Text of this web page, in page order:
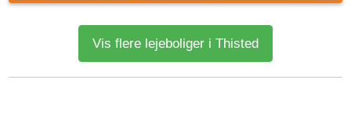
til, der er garage til der er trægulve i det meste af huset og en
overbygget terrasse...
Kilde: Leje-portalen.dk
Vis flere lejeboliger i Thisted